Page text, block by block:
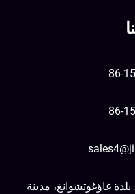
غاؤغوتشوانغ، مدينة